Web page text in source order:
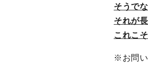
そうで
それが
これこ
※お問